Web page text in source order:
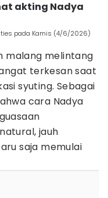
akting Nadya
pada Kamis (4/6/2026)
malang melintang
terkesan saat
syuting. Sebagai
cara Nadya
jauh
saja memulai